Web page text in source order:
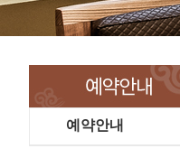
예약안내